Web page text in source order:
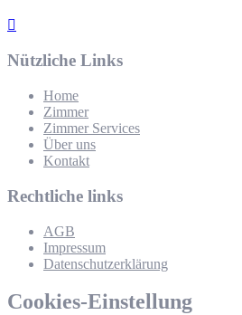
Nützliche Links
Home
Zimmer
Zimmer Services
Über uns
Kontakt
Rechtliche links
AGB
Impressum
Datenschutzerklärung
Cookies-Einstellung